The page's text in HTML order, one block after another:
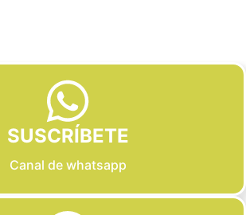
SUSCRÍBETE
Canal de whatsapp